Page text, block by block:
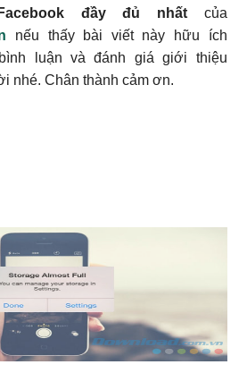
đầy đủ nhất của
nếu thấy bài viết này hữu ích
luận và đánh giá giới thiệu
nhé. Chân thành cảm ơn.